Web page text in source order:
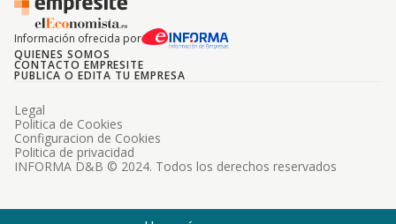
Información ofrecida por
QUIENES SOMOS
CONTACTO EMPRESITE
PUBLICA O EDITA TU EMPRESA
INFORMA D&B © 2024. Todos los derechos reservados
Legal
Politica de Cookies
Configuracion de Cookies
Politica de privacidad